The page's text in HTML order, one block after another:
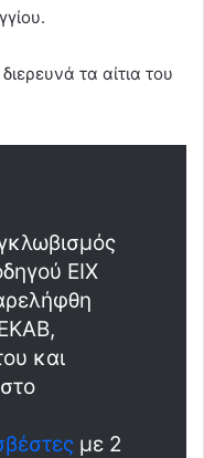
τα αίτια του
ΕΙΧ
και
με 2